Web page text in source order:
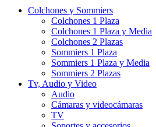
Colchones y Sommiers
Colchones 1 Plaza
Colchones 1 Plaza y Media
Colchones 2 Plazas
Sommiers 1 Plaza
Sommiers 1 Plaza y Media
Sommiers 2 Plazas
Tv, Audio y Video
Audio
Cámaras y videocámaras
TV